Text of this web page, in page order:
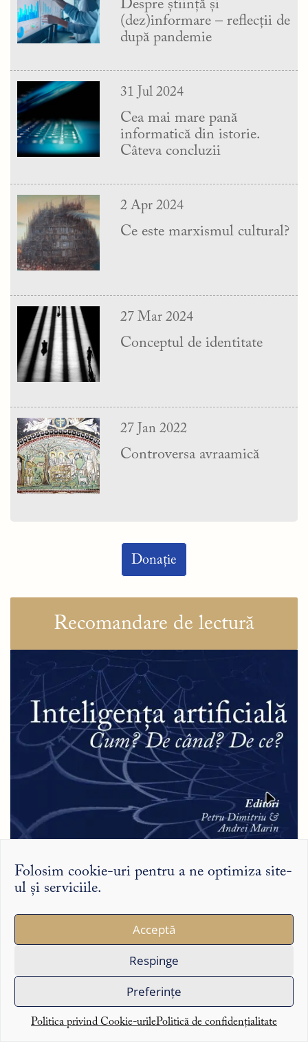
Folosim cookie-uri pentru a ne optimiza site-
ul și serviciile.
Acceptă
Respinge
Preferințe
Politica privind Cookie-urilePolitică de confidențialitate
Despre știință și
(dez)informare – reflecții de
după pandemie
31 Jul 2024
Cea mai mare pană
informatică din istorie.
Câteva concluzii
2 Apr 2024
Ce este marxismul cultural?
27 Mar 2024
Conceptul de identitate
27 Jan 2022
Controversa avraamică
Donație
Recomandare de lectură